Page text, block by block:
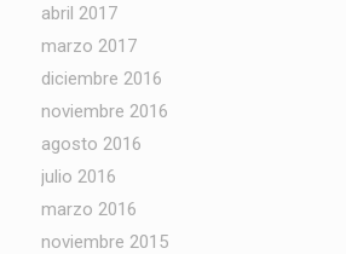
abril 2017
marzo 2017
diciembre 2016
noviembre 2016
agosto 2016
julio 2016
marzo 2016
noviembre 2015